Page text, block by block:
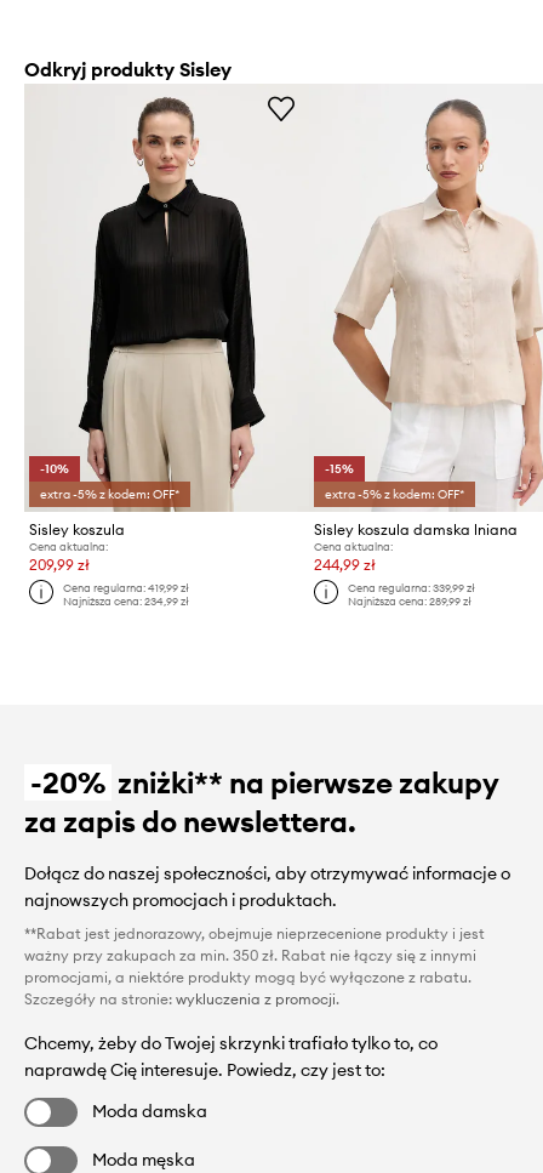
Odkryj produkty Sisley
-10%
extra -5% z kodem: OFF*
Sisley koszula
Cena aktualna:
209,99 zł
Cena regularna:419,99 zł
Najniższa cena:234,99 zł
-15%
extra -5% z kodem: OFF*
Sisley koszula damska lniana
Cena aktualna:
244,99 zł
Cena regularna: 339,99 zł
Najniższa cena: 289,99 zł
-20% zniżki** na pierwsze zakupy
za zapis do newslettera.
Dołącz do naszej społeczności, aby otrzymywać informacje o
najnowszych promocjach i produktach.
**Rabat jest jednorazowy, obejmuje nieprzecenione produkty i jest
ważny przy zakupach za min. 350 zł. Rabat nie łączy się z innymi
promocjami, a niektóre produkty mogą być wyłączone z rabatu.
Szczegóły na stronie: wykluczenia z promocji.
Chcemy, żeby do Twojej skrzynki trafiało tylko to, co
naprawdę Cię interesuje. Powiedz, czy jest to:
Moda damska
Moda męska